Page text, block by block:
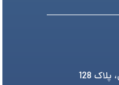
128